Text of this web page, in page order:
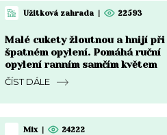
Užitková zahrada | 22593
Malé cukety žloutnou a hnijí při
špatném opylení. Pomáhá ruční
opylení ranním samčím květem
ČÍST DÁLE
Mix | 24222